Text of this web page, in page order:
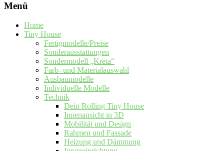
Menü
Home
Tiny House
Fertigmodelle/Preise
Sonderausstattungen
Sondermodell „Kreta“
Farb- und Materialauswahl
Ausbaumodelle
Individuelle Modelle
Technik
Dein Rolling Tiny House
Innenansicht in 3D
Mobilität und Design
Rahmen und Fassade
Heizung und Dämmung